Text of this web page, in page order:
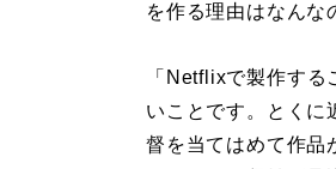
を作る理由はなんな
「Netflixで製作す
いことです。とくに
督を当てはめて作品